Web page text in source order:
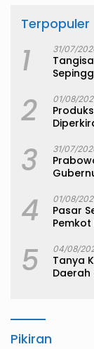
Terpopuler
1 31/07/
2 01/08/
3 31/07/
4 01/08/
Pasar
Pemkot
5 04/08/
Tanya
Daerah
Pikiran